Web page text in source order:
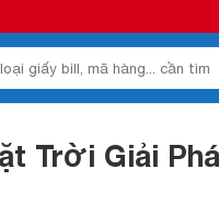
Trời Giải